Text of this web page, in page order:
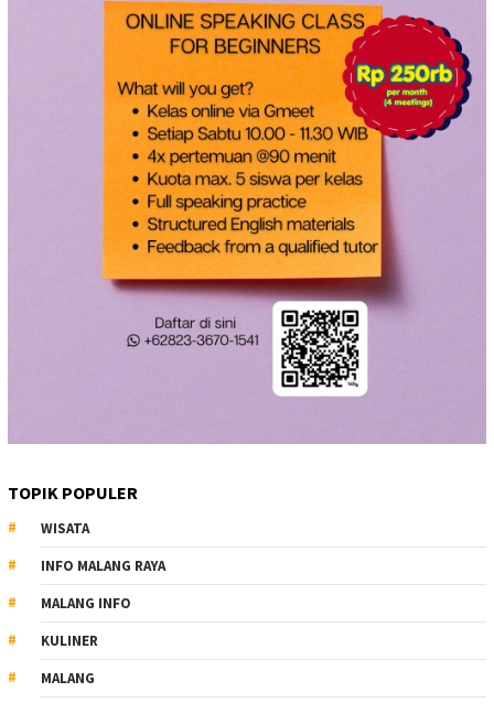
TOPIK POPULER
WISATA
INFO MALANG RAYA
MALANG INFO
KULINER
MALANG